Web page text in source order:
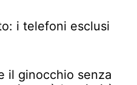
i telefoni esclusi
il ginocchio senza